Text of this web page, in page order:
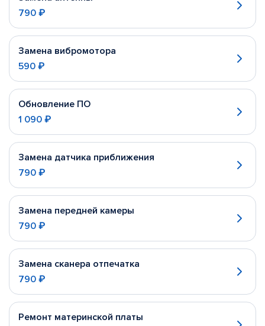
790 ₽
Замена вибромотора
590 ₽
Обновление ПО
1 090 ₽
Замена датчика приближения
790 ₽
Замена передней камеры
790 ₽
Замена сканера отпечатка
790 ₽
Ремонт материнской платы